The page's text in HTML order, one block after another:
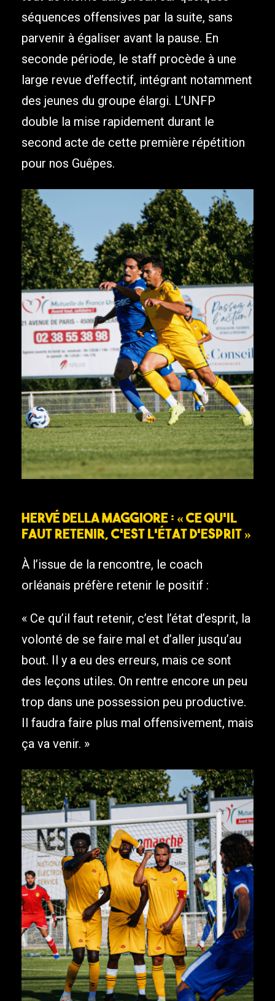
séquences offensives par la suite, sans
parvenir à égaliser avant la pause. En
seconde période, le staff procède à une
large revue d’effectif, intégrant notamment
des jeunes du groupe élargi. L’UNFP
double la mise rapidement durant le
second acte de cette première répétition
pour nos Guêpes.
Hervé Della Maggiore : « Ce qu’il
faut retenir, c’est l’état d’esprit »
À l’issue de la rencontre, le coach
orléanais préfère retenir le positif :
« Ce qu’il faut retenir, c’est l’état d’esprit, la
volonté de se faire mal et d’aller jusqu’au
bout. Il y a eu des erreurs, mais ce sont
des leçons utiles. On rentre encore un peu
trop dans une possession peu productive.
Il faudra faire plus mal offensivement, mais
ça va venir. »